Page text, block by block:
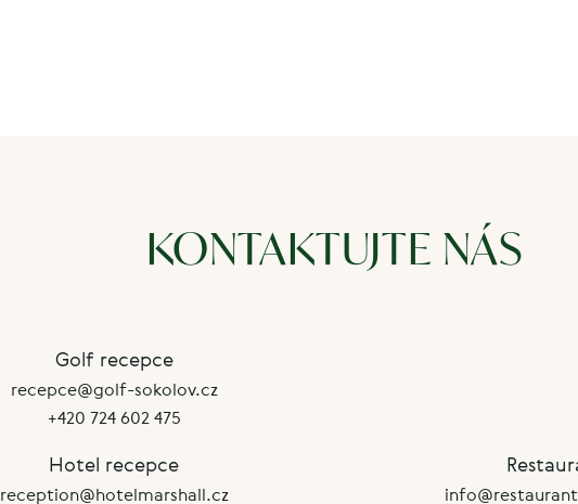
KONTAKTUJTE NÁS
Golf recepce
recepce@golf-sokolov.cz
+420 724 602 475
Hotel recepce
reception@hotelmarshall.cz